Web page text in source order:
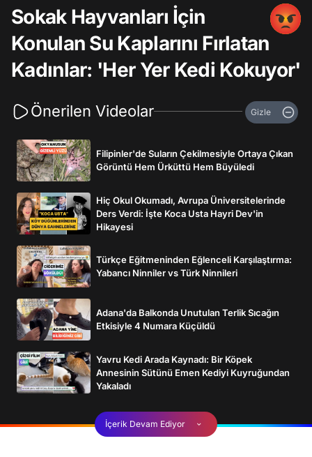
Sokak Hayvanları İçin
Konulan Su Kaplarını Fırlatan
Kadınlar: 'Her Yer Kedi Kokuyor'
Önerilen Videolar Gizle
Filipinler'de Suların Çekilmesiyle Ortaya Çıkan
Görüntü Hem Ürküttü Hem Büyüledi
Hiç Okul Okumadı, Avrupa Üniversitelerinde
Ders Verdi: İşte Koca Usta Hayri Dev'in
Hikayesi
Türkçe Eğitmeninden Eğlenceli Karşılaştırma:
Yabancı Ninniler vs Türk Ninnileri
Adana'da Balkonda Unutulan Terlik Sıcağın
Etkisiyle 4 Numara Küçüldü
Yavru Kedi Arada Kaynadı: Bir Köpek
Annesinin Sütünü Emen Kediyi Kuyruğundan
Yakaladı
İçerik Devam Ediyor